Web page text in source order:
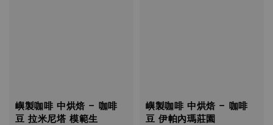
嶼製咖啡 中烘焙 - 咖啡
豆 拉米尼塔 模範生
嶼製咖啡 中烘焙 - 咖啡
豆 伊帕內瑪莊園